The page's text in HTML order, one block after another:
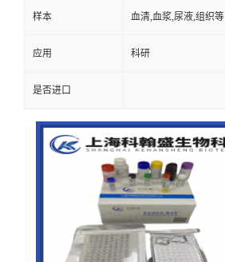
样本 血清,血浆,尿液,组织等
应用 科研
是否进口